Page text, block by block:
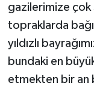
gazilerimize
topraklarda
yıldızlı
bundaki en
etmekten bir